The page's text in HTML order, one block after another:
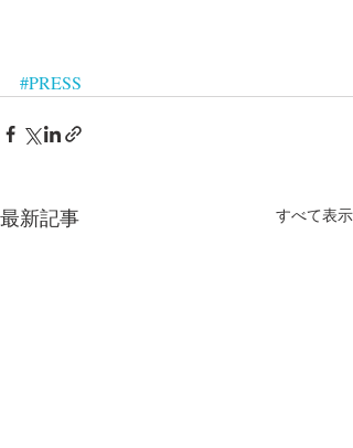
#PRESS
最新記事 すべて表示